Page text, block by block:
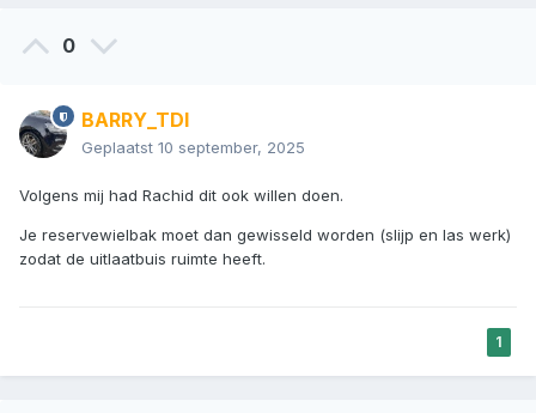
0
BARRY_TDI
Geplaatst 10 september, 2025
Volgens mij had Rachid dit ook willen doen.
Je reservewielbak moet dan gewisseld worden (slijp en las werk)
zodat de uitlaatbuis ruimte heeft.
1